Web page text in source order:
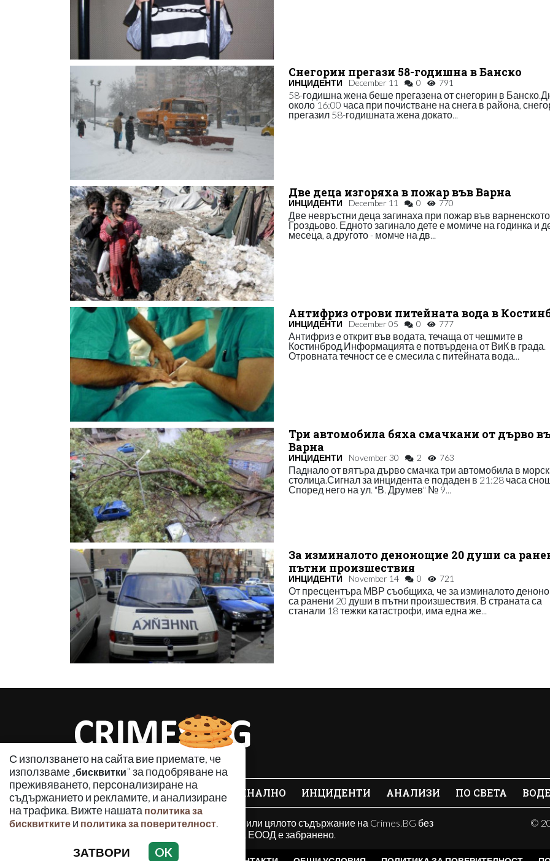
Снегорин прегази 58-годишна в Банско
ИНЦИДЕНТИ December 11 0 791
58-годишна жена беше прегазена от снегорин в
около 16:00 часа при почистване на снега в района,
прегазил 58-годишната жена докато...
Две деца изгоряха в пожар във Варна
ИНЦИДЕНТИ December 11 0 770
Две невръстни деца загинаха при пожар във
Гроздьово. Едното загинало дете е момиче на годинка и
месеца, а другото - момче на дв...
Антифриз отрови питейната вода в
ИНЦИДЕНТИ December 05 0 777
Антифриз е открит във водата, течаща от чешмите в
Костинброд.Информацията е потвърдена от ВиК в града.
Отровната течност се е смесила с питейната вода...
Три автомобила бяха смачкани от дърво
Варна
ИНЦИДЕНТИ November 30 2 763
Паднало от вятъра дърво смачка три автомобила в
столица.Сигнал за инцидента е подаден в 21:28 часа
Според него на ул. "В. Друмев" № 9...
За изминалото денонощие 20 души са
пътни произшествия
ИНЦИДЕНТИ November 14 0 721
От пресцентъра МВР съобщиха, че за изминалото
са ранени 20 души в пътни произшествия. В страната са
станали 18 тежки катастрофи, има една же...
С използването на сайта вие приемате, че
използваме „бисквитки" за подобряване на
преживяването, персонализиране на
съдържанието и рекламите, и анализиране
на трафика. Вижте нашата политика за
бисквитките и политика за поверителност.
ЗАТВОРИ OK
КРИМИНАЛНО ИНЦИДЕНТИ АНАЛИЗИ ПО СВЕТА
Използването и публикуването на част или цялото съдържание на Crimes.BG без
разрешение на Медийна група Асмара ЕООД е забранено.
©